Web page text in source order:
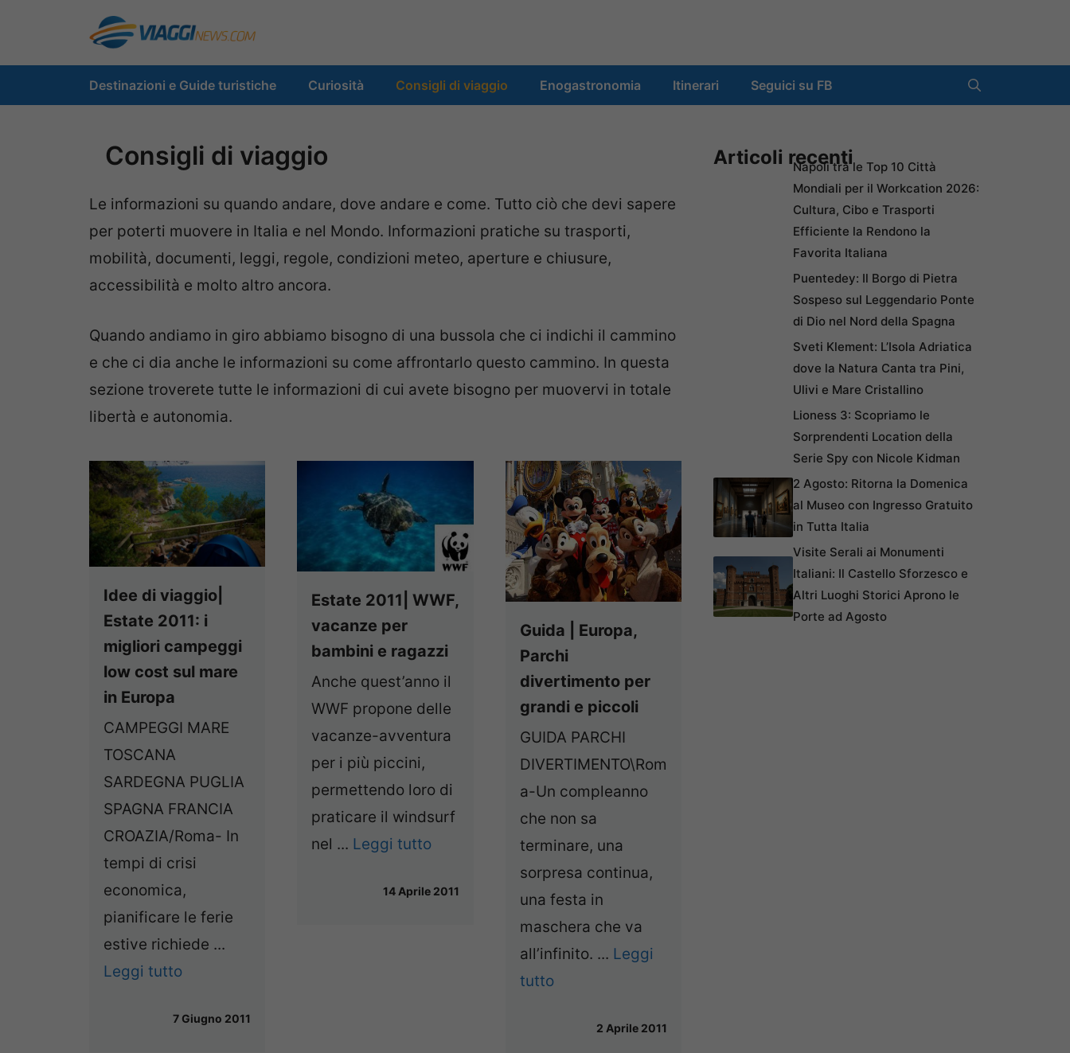
contenuto
Destinazioni e Guide turistiche Curiosità Consigli di viaggio Enogastronomia Itinerari Seguici su FB
Consigli di viaggio
Le informazioni su quando andare, dove andare e come. Tutto ciò che devi sapere
per poterti muovere in Italia e nel Mondo. Informazioni pratiche su trasporti,
mobilità, documenti, leggi, regole, condizioni meteo, aperture e chiusure,
accessibilità e molto altro ancora.
Quando andiamo in giro abbiamo bisogno di una bussola che ci indichi il cammino
e che ci dia anche le informazioni su come affrontarlo questo cammino. In questa
sezione troverete tutte le informazioni di cui avete bisogno per muovervi in totale
libertà e autonomia.
Idee di viaggio|
Estate 2011: i
migliori campeggi
low cost sul mare
in Europa
CAMPEGGI MARE
TOSCANA
SARDEGNA PUGLIA
SPAGNA FRANCIA
CROAZIA/Roma- In
tempi di crisi
economica,
pianificare le ferie
estive richiede ...
Leggi tutto
7 Giugno 2011
Estate 2011| WWF,
vacanze per
bambini e ragazzi
Anche quest’anno il
WWF propone delle
vacanze-avventura
per i più piccini,
permettendo loro di
praticare il windsurf
nel ... Leggi tutto
14 Aprile 2011
Guida | Europa,
Parchi
divertimento per
grandi e piccoli
GUIDA PARCHI
DIVERTIMENTO\Rom
a-Un compleanno
che non sa
terminare, una
sorpresa continua,
una festa in
maschera che va
all’infinito. ... Leggi
tutto
2 Aprile 2011
Articoli recentiNapoli tra le Top 10 Città
Mondiali per il Workcation 2026:
Cultura, Cibo e Trasporti
Efficiente la Rendono la
Favorita Italiana
Puentedey: Il Borgo di Pietra
Sospeso sul Leggendario Ponte
di Dio nel Nord della Spagna
Sveti Klement: L’Isola Adriatica
dove la Natura Canta tra Pini,
Ulivi e Mare Cristallino
Lioness 3: Scopriamo le
Sorprendenti Location della
Serie Spy con Nicole Kidman
2 Agosto: Ritorna la Domenica
al Museo con Ingresso Gratuito
in Tutta Italia
Visite Serali ai Monumenti
Italiani: Il Castello Sforzesco e
Altri Luoghi Storici Aprono le
Porte ad Agosto